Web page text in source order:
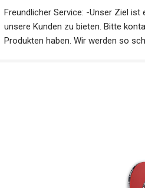
Experten. Das Set ist hervorragend
Freundlicher Service: -Unser Ziel
unsere Kunden zu bieten. Bitte